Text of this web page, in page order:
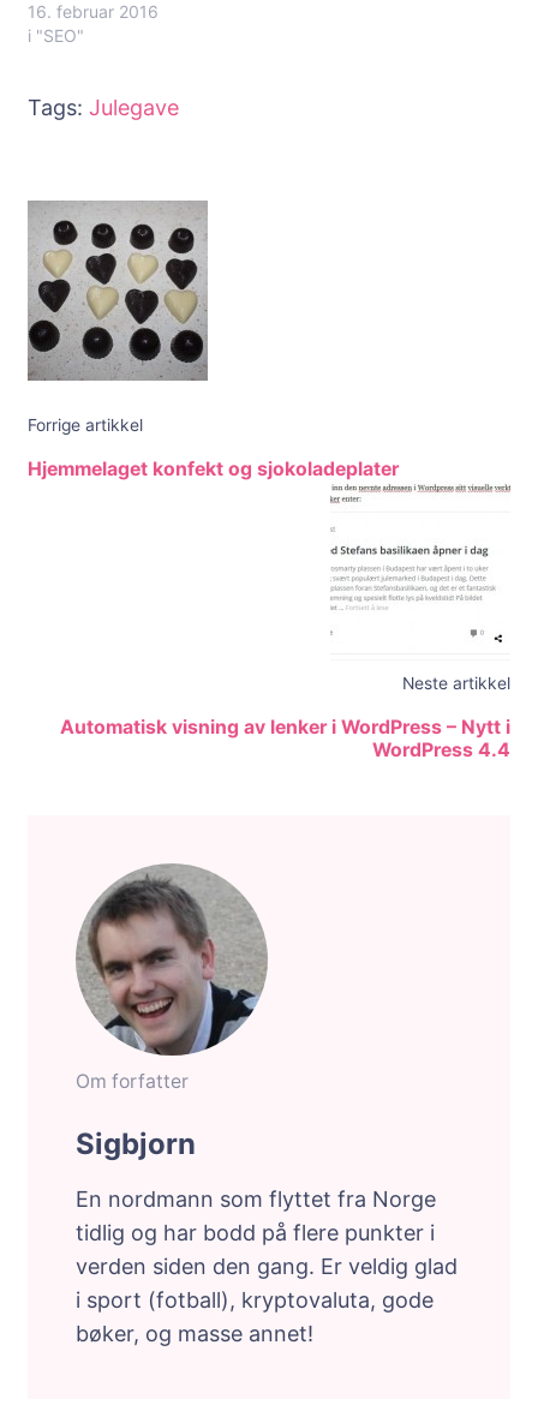
16. februar 2016
i "SEO"
Tags: Julegave
Innleggsnavigering
Forrige artikkel
Hjemmelaget konfekt og sjokoladeplater
Neste artikkel
Automatisk visning av lenker i WordPress – Nytt i
WordPress 4.4
Om forfatter
Sigbjorn
En nordmann som flyttet fra Norge
tidlig og har bodd på flere punkter i
verden siden den gang. Er veldig glad
i sport (fotball), kryptovaluta, gode
bøker, og masse annet!